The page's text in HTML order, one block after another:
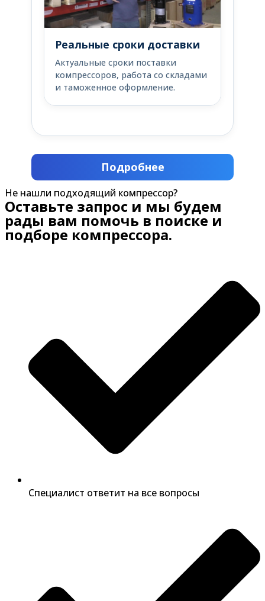
Реальные сроки доставки
Актуальные сроки поставки
компрессоров, работа со складами
и таможенное оформление.
Подробнее
Не нашли подходящий компрессор?
Оставьте запрос и мы будем
рады вам помочь в поиске и
подборе компрессора.
Специалист ответит на все вопросы